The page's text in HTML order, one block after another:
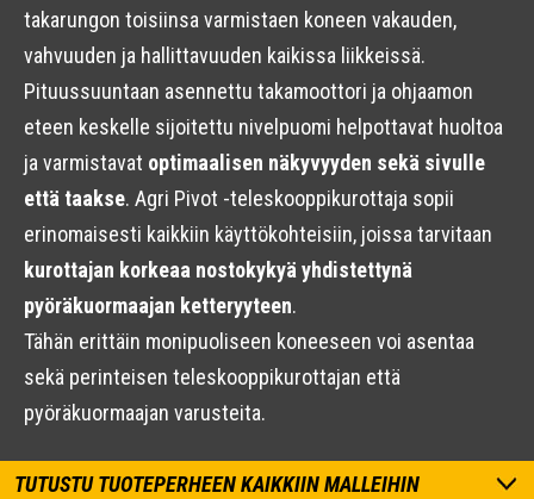
takarungon toisiinsa varmistaen koneen vakauden,
vahvuuden ja hallittavuuden kaikissa liikkeissä.
Pituussuuntaan asennettu takamoottori ja ohjaamon
eteen keskelle sijoitettu nivelpuomi helpottavat huoltoa
ja varmistavat optimaalisen näkyvyyden sekä sivulle
että taakse. Agri Pivot -teleskooppikurottaja sopii
erinomaisesti kaikkiin käyttökohteisiin, joissa tarvitaan
kurottajan korkeaa nostokykyä yhdistettynä
pyöräkuormaajan ketteryyteen.
Tähän erittäin monipuoliseen koneeseen voi asentaa
sekä perinteisen teleskooppikurottajan että
pyöräkuormaajan varusteita.
TUTUSTU TUOTEPERHEEN KAIKKIIN MALLEIHIN